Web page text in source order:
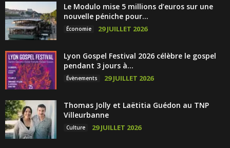
Le Modulo mise 5 millions d’euros sur une
nouvelle péniche pour...
Économie 29 JUILLET 2026
Lyon Gospel Festival 2026 célèbre le gospel
pendant 3 jours à...
Évènements 29 JUILLET 2026
Thomas Jolly et Laëtitia Guédon au TNP
Villeurbanne
Culture 29 JUILLET 2026